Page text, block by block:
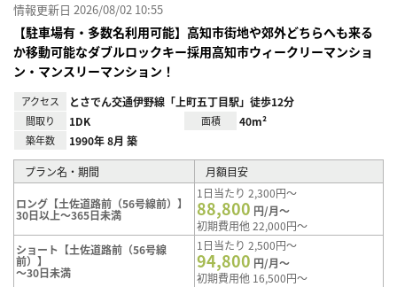
情報更新日 2026/08/02 10:55
【駐車場有・多数名利用可能】高知市街地や郊外どちらへも来る
か移動可能なダブルロックキー採用高知市ウィークリーマンショ
ン・マンスリーマンション！
アクセス とさでん交通伊野線「上町五丁目駅」徒歩12分
間取り 1DK 面積 40m²
築年数 1990年 8月 築
プラン名・期間 月額目安
ロング【土佐道路前（56号線前）】
30日以上～365日未満
1日当たり 2,300円～
88,800 円/月～
初期費用他 22,000円～
ショート【土佐道路前（56号線
前）】
～30日未満
1日当たり 2,500円～
94,800 円/月～
初期費用他 16,500円～